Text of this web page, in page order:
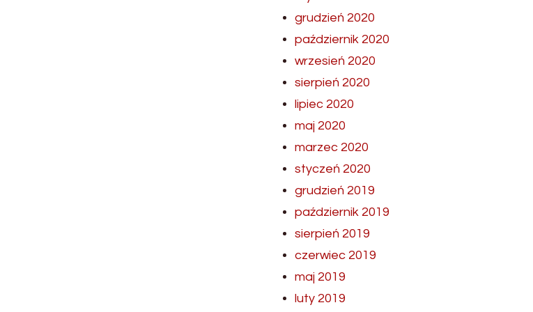
grudzień 2020
październik 2020
wrzesień 2020
sierpień 2020
lipiec 2020
maj 2020
marzec 2020
styczeń 2020
grudzień 2019
październik 2019
sierpień 2019
czerwiec 2019
maj 2019
luty 2019